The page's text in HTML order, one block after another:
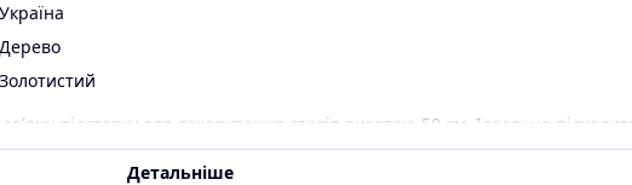
Україна
Дерево
Золотистий
підставку для декорування столів висотою 50 см. Ідеально підходить
Детальніше